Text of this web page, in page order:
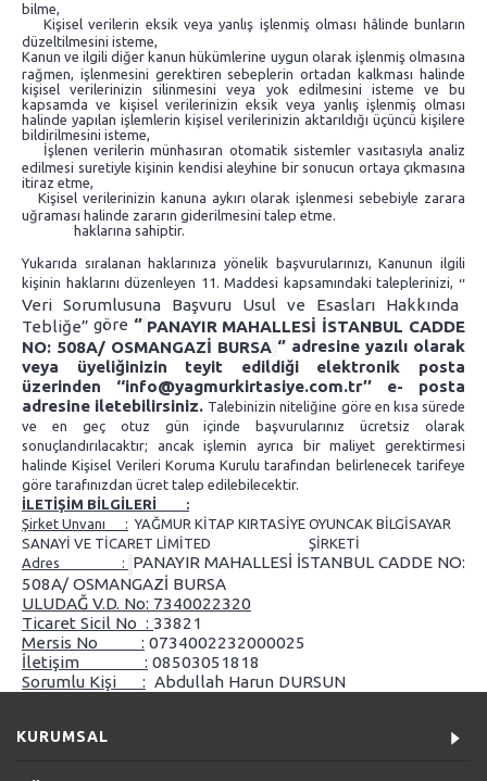
bilme,
Kişisel verilerin eksik veya yanlış işlenmiş olması hâlinde bunların
düzeltilmesini isteme,
Kanun ve ilgili diğer kanun hükümlerine uygun olarak işlenmiş olmasına
rağmen, işlenmesini gerektiren sebeplerin ortadan kalkması halinde
kişisel verilerinizin silinmesini veya yok edilmesini isteme ve bu
kapsamda ve kişisel verilerinizin eksik veya yanlış işlenmiş olması
halinde yapılan işlemlerin kişisel verilerinizin aktarıldığı üçüncü kişilere
bildirilmesini isteme,
İşlenen verilerin münhasıran otomatik sistemler vasıtasıyla analiz
edilmesi suretiyle kişinin kendisi aleyhine bir sonucun ortaya çıkmasına
itiraz etme,
Kişisel verilerinizin kanuna aykırı olarak işlenmesi sebebiyle zarara
uğraması halinde zararın giderilmesini talep etme.
haklarına sahiptir.
Yukarıda sıralanan haklarınıza yönelik başvurularınızı, Kanunun ilgili
kişinin haklarını düzenleyen 11. Maddesi kapsamındaki taleplerinizi, ‘’
Veri Sorumlusuna Başvuru Usul ve Esasları Hakkında
Tebliğe” göre ‘’ PANAYIR MAHALLESİ İSTANBUL CADDE
NO: 508A/ OSMANGAZİ BURSA ‘’ adresine yazılı olarak
veya üyeliğinizin teyit edildiği elektronik posta
üzerinden ‘‘info@yagmurkirtasiye.com.tr’’ e- posta
adresine iletebilirsiniz. Talebinizin niteliğine göre en kısa sürede
ve en geç otuz gün içinde başvurularınız ücretsiz olarak
sonuçlandırılacaktır; ancak işlemin ayrıca bir maliyet gerektirmesi
halinde Kişisel Verileri Koruma Kurulu tarafından belirlenecek tarifeye
göre tarafınızdan ücret talep edilebilecektir.
İLETİŞİM BİLGİLERİ :
Şirket Unvanı : YAĞMUR KİTAP KIRTASİYE OYUNCAK BİLGİSAYAR
SANAYİ VE TİCARET LİMİTED ŞİRKETİ
Adres :
PANAYIR MAHALLESİ İSTANBUL CADDE NO:
508A/ OSMANGAZİ BURSA
ULUDAĞ V.D. No: 7340022320
Ticaret Sicil No : 33821
Mersis No : 0734002232000025
İletişim : 08503051818
Sorumlu Kişi : Abdullah Harun DURSUN
KURUMSAL